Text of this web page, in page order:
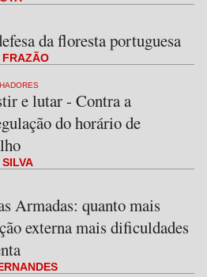
da floresta portuguesa
e lutar - Contra a
do horário de
Armadas: quanto mais
externa mais dificuldades